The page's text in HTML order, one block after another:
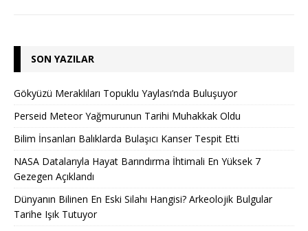
SON YAZILAR
Gökyüzü Meraklıları Topuklu Yaylası’nda Buluşuyor
Perseid Meteor Yağmurunun Tarihi Muhakkak Oldu
Bilim İnsanları Balıklarda Bulaşıcı Kanser Tespit Etti
NASA Datalarıyla Hayat Barındırma İhtimali En Yüksek 7
Gezegen Açıklandı
Dünyanın Bilinen En Eski Silahı Hangisi? Arkeolojik Bulgular
Tarihe Işık Tutuyor